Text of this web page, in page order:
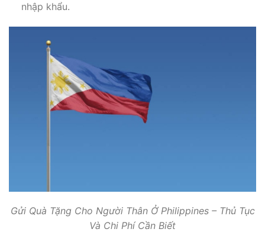
nhập khẩu.
Gửi Quà Tặng Cho Người Thân Ở Philippines – Thủ Tục
Và Chi Phí Cần Biết